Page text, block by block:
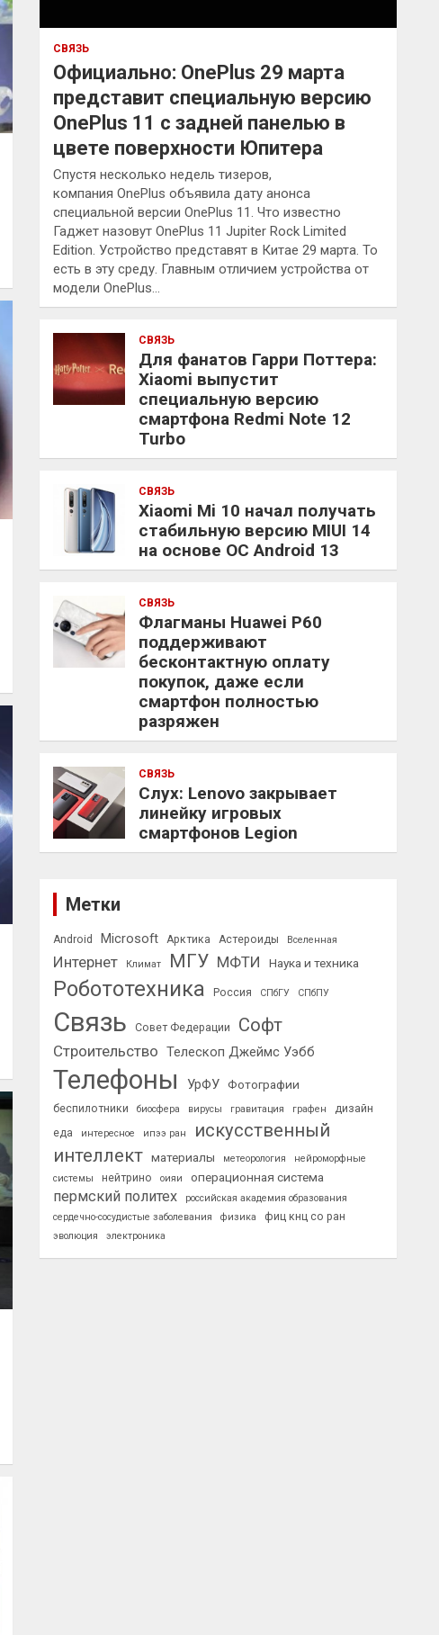
СВЯЗЬ
Официально: OnePlus 29 марта
представит специальную версию
OnePlus 11 с задней панелью в
цвете поверхности Юпитера
Спустя несколько недель тизеров,
компания OnePlus объявила дату анонса
специальной версии OnePlus 11. Что известно
Гаджет назовут OnePlus 11 Jupiter Rock Limited
Edition. Устройство представят в Китае 29 марта. То
есть в эту среду. Главным отличием устройства от
модели OnePlus…
СВЯЗЬ
Для фанатов Гарри Поттера:
Xiaomi выпустит
специальную версию
смартфона Redmi Note 12
Turbo
СВЯЗЬ
Xiaomi Mi 10 начал получать
стабильную версию MIUI 14
на основе ОС Android 13
СВЯЗЬ
Флагманы Huawei P60
поддерживают
бесконтактную оплату
покупок, даже если
смартфон полностью
разряжен
СВЯЗЬ
Слух: Lenovo закрывает
линейку игровых
смартфонов Legion
Метки
Android Microsoft Арктика Астероиды Вселенная
Интернет Климат МГУ МФТИ Наука и техника
Робототехника Россия СПбГУ СПбПУ
Связь Совет Федерации Софт
Строительство Телескоп Джеймс Уэбб
Телефоны УрФУ Фотографии
беспилотники биосфера вирусы гравитация графен
дизайн
еда
интересное ипээ ран
искусственный
интеллект материалы метеорология
нейроморфные
системы
нейтрино оияи операционная система
пермский политех
российская академия образования
сердечно-сосудистые заболевания
физика фиц кнц со ран
эволюция электроника